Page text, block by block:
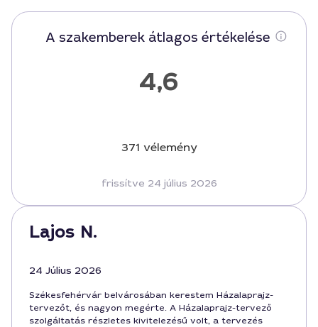
A szakemberek átlagos értékelése
4,6
371 vélemény
frissítve 24 július 2026
Lajos N.
24 Július 2026
Székesfehérvár belvárosában kerestem Házalaprajz-
tervezőt, és nagyon megérte. A Házalaprajz-tervező
szolgáltatás részletes kivitelezésű volt, a tervezés